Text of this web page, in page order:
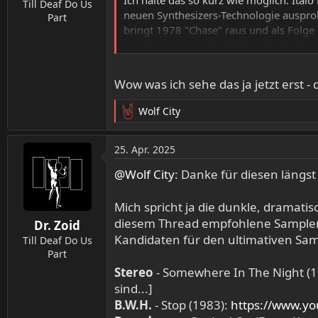
Till Deaf Do Us
Part
neuen Synthesizers-Technologie
bringt 1978 "Chase" raus und als
aus "experimenteller" Disco Music,
eher melancolisch), oft mit starkem
entweder zu House, Euro Dance oder
und Synthwave die Musik für das Indie
Wie gesagt, es gibt verschiedene
Vamos A La Playa, die wohl jeder
Systematic und Kano - Ikeya Seki
Jetzt will ich nicht alles verlinken, es
Aber grundsätzlich, wenn du damit
Auf YouTube findest du die
Inhalte hochladen und mit Freunden
www.youtube.com
Wow was ich sehe das ja jetzt erst
R
e
a
k
t
i
n
e
n
Wolf City
Dr. Zoid
Till Deaf Do Us
Part
25. Apr. 2025
@Wolf City: Danke für diesen
Mich spricht ja die dunkle,
diesem Thread empfohlene
Kandidaten für den ultimativen
Stereo - Somewhere In The Night
sind...]
B.W.H. - Stop (1983): https://